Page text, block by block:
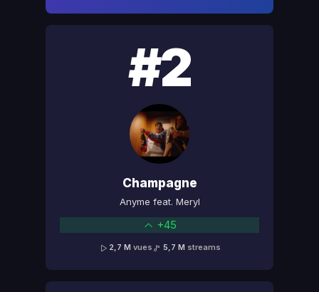
#2
Champagne
Anyme feat. Meryl
+45
2,7 M vues 5,7 M streams